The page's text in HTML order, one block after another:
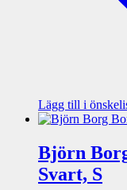
Lägg till i
Björn
Svart, S